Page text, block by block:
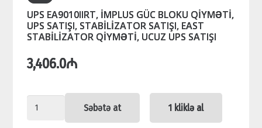
UPS EA9010IIRT, İMPLUS GÜC BLOKU QİYMƏTİ,
UPS SATIŞI, STABİLİZATOR SATIŞI, EAST
STABİLİZATOR QİYMƏTİ, UCUZ UPS SATIŞI
3,406.0₼
UPS
Səbətə at 1 kliklə al